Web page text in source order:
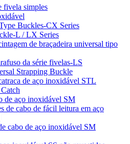
fivela simples
Buckles-CX Series
L / LX Series
de braçadeira universal tipo
da série fivelas-LS
Strapping Buckle
de aço inoxidável STL
de aço inoxidável SM
de cabo de fácil leitura em aço
cabo de aço inoxidável SM